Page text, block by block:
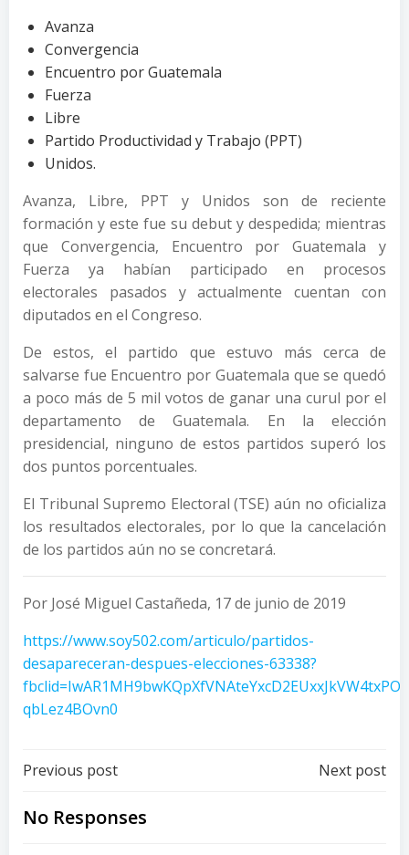
Avanza
Convergencia
Encuentro por Guatemala
Fuerza
Libre
Partido Productividad y Trabajo (PPT)
Unidos.
Avanza, Libre, PPT y Unidos son de reciente
formación y este fue su debut y despedida; mientras
que Convergencia, Encuentro por Guatemala y
Fuerza ya habían participado en procesos
electorales pasados y actualmente cuentan con
diputados en el Congreso.
De estos, el partido que estuvo más cerca de
salvarse fue Encuentro por Guatemala que se quedó
a poco más de 5 mil votos de ganar una curul por el
departamento de Guatemala. En la elección
presidencial, ninguno de estos partidos superó los
dos puntos porcentuales.
El Tribunal Supremo Electoral (TSE) aún no oficializa
los resultados electorales, por lo que la cancelación
de los partidos aún no se concretará.
Por José Miguel Castañeda, 17 de junio de 2019
https://www.soy502.com/articulo/partidos-
desapareceran-despues-elecciones-63338?
qbLez4BOvn0
Post
navigation
Previous post Next post
No Responses